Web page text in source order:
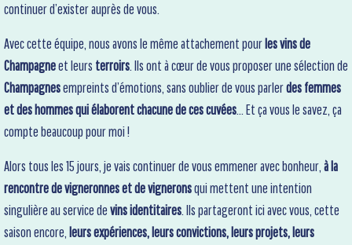
continuer d’exister auprès de vous.
Avec cette équipe, nous avons le même attachement pourles vins de
Champagneet leurs terroirs. Ils ont à cœur de vous proposer une sélection de
Champagnesempreints d’émotions, sans oublier de vous parlerdes femmes
et des hommes qui élaborent chacune de ces cuvées… Et ça vous le savez, ça
compte beaucoup pour moi !
Alors tous les 15 jours, je vais continuer de vous emmener avec bonheur,à la
rencontre de vigneronnes et de vigneronsqui mettent une intention
singulière au service devins identitaires. Ils partageront ici avec vous, cette
saison encore, leurs expériences, leurs convictions, leurs projets, leurs